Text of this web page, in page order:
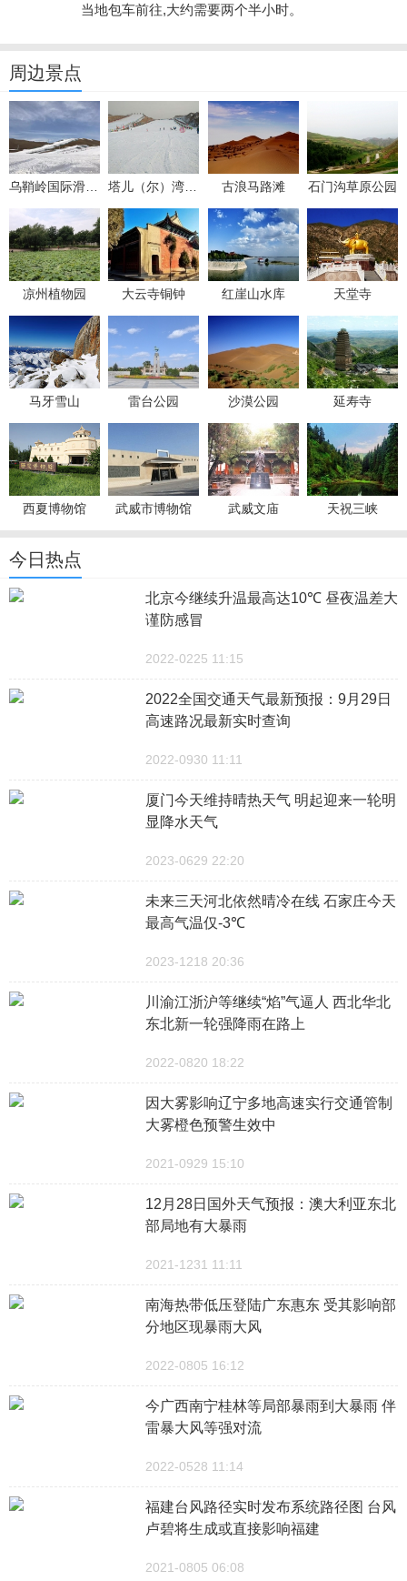
当地包车前往,大约需要两个半小时。
周边景点
乌鞘岭国际滑雪场 古浪马路滩 石门沟草原公园
凉州植物园 大云寺铜钟 红崖山水库 天堂寺
马牙雪山 雷台公园 沙漠公园 延寿寺
西夏博物馆 武威市博物馆 武威文庙 天祝三峡
今日热点
北京今继续升温最高达10℃ 昼夜温差大
谨防感冒
2022-0225 11:15
2022全国交通天气最新预报：9月29日
高速路况最新实时查询
2022-0930 11:11
厦门今天维持晴热天气 明起迎来一轮明
显降水天气
2023-0629 22:20
未来三天河北依然晴冷在线 石家庄今天
最高气温仅-3℃
2023-1218 20:36
川渝江浙沪等继续“焰”气逼人 西北华北
东北新一轮强降雨在路上
2022-0820 18:22
因大雾影响辽宁多地高速实行交通管制
大雾橙色预警生效中
2021-0929 15:10
12月28日国外天气预报：澳大利亚东北
部局地有大暴雨
2021-1231 11:11
南海热带低压登陆广东惠东 受其影响部
分地区现暴雨大风
2022-0805 16:12
今广西南宁桂林等局部暴雨到大暴雨 伴
雷暴大风等强对流
2022-0528 11:14
福建台风路径实时发布系统路径图 台风
卢碧将生成或直接影响福建
2021-0805 06:08